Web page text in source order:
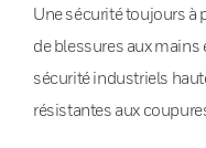
Une sécurité toujours à
de blessures aux mains
sécurité industriels
résistantes aux